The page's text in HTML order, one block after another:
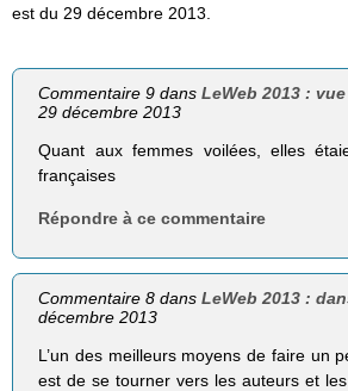
est du 29 décembre 2013.
Commentaire 9 dansLeWeb 2013 :
29 décembre 2013
Quant aux femmes voilées, elles
françaises
Répondre à ce commentaire
Commentaire 8 dansLeWeb 2013 :
décembre 2013
L’un des meilleurs moyens de faire un
est de se tourner vers les auteurs et